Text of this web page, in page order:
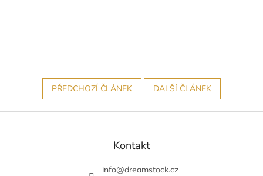
PŘEDCHOZÍ ČLÁNEK DALŠÍ ČLÁNEK
Z
Kontakt
info@dreamstock.cz